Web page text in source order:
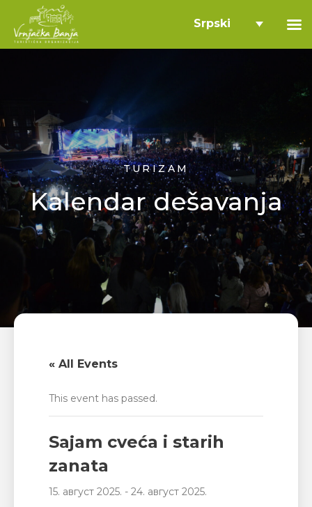
TURIZAM
Kalendar dešavanja
« All Events
This event has passed.
Sajam cveća i starih
zanata
15. август 2025. - 24. август 2025.
Srpski